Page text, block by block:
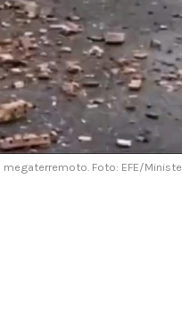
Foto: EFE/